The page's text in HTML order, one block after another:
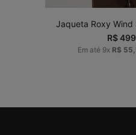
Jaqueta Roxy
R$499
Em até 9x R$ 55,